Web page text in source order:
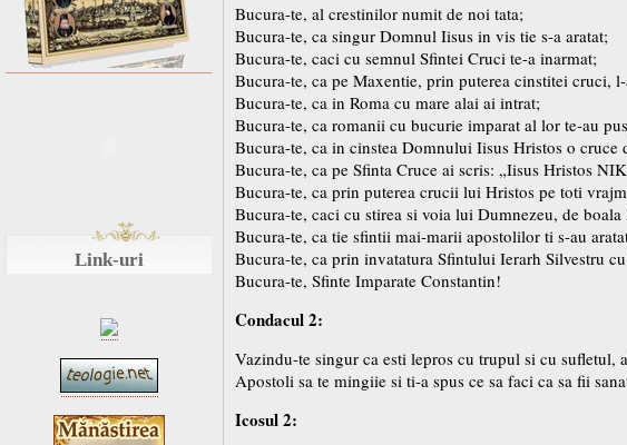
Link-uri
Bucura-te, al crestinilor numit de noi tata;
Bucura-te, ca singur Domnul Iisus in vis tie s-a aratat;
Bucura-te, caci cu semnul Sfintei Cruci te-a inarmat;
Bucura-te, ca pe Maxentie, prin puterea cinstitei cruci,
Bucura-te, ca in Roma cu mare alai ai intrat;
Bucura-te, ca romanii cu bucurie imparat al lor te-au
Bucura-te, ca in cinstea Domnului Iisus Hristos o
Bucura-te, ca pe Sfinta Cruce ai scris: „Iisus Hristos
Bucura-te, ca prin puterea crucii lui Hristos pe toti
Bucura-te, caci cu stirea si voia lui Dumnezeu, de
Bucura-te, ca tie sfintii mai-marii apostolilor ti s-au
Bucura-te, ca prin invatatura Sfintului Ierarh Silvestru
Bucura-te, Sfinte Imparate Constantin!
Condacul 2:
Vazindu-te singur ca esti lepros cu trupul si cu
Apostoli sa te mingiie si ti-a spus ce sa faci ca sa fii
Icosul 2: